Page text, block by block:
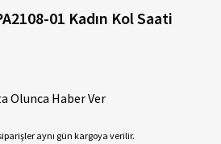
01 Kadın Kol Saati
Olunca Haber Ver
aynı gün kargoya verilir.